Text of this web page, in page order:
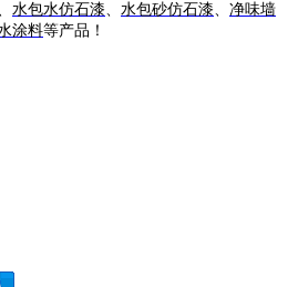
水包水仿石漆、 水包砂仿石漆、 净味墙
涂料等产品！